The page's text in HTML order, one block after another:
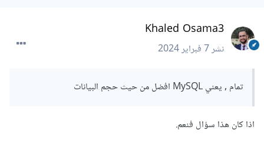
يركز SQLite3 على توفير وظائف أساسية لإدارة قواعد البيانات
Khaled Osama3
نشر7 فبراير 2024
تمام , يعني MySQL افضل من حيث حجم البيانات
اذا كان هذا سؤال فنعم.